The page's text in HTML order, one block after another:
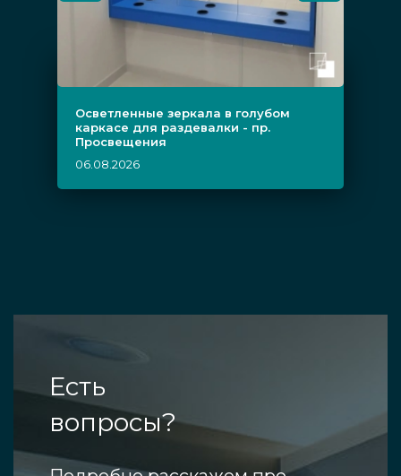
Осветленные зеркала в голубом
каркасе для раздевалки - пр.
Просвещения
06.08.2026
Есть
вопросы?